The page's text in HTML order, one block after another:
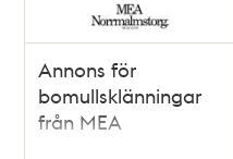
Annons för
bomullsklänningar
från MEA